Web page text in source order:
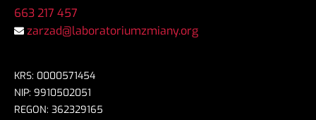
663 217 457
zarzad@laboratoriumzmiany.org
KRS: 0000571454
NIP: 9910502051
REGON: 362329165